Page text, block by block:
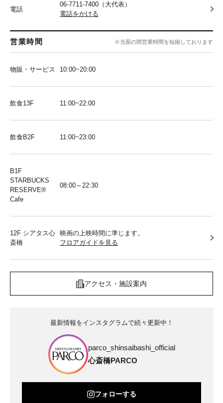
電話
06-7711-7400（大代表）
電話をかける
営業時間 ※当面の間営業時間を短縮しております
物販・サービス 10:00~20:00
飲食13F 11:00~22:00
飲食B2F 11:00~23:00
B1F
STARBUCKS
RESERVE®︎
Cafe
08:00～22:30
12F シアタス心
斎橋
映画の上映時間に準じます。
フロアガイドを見る
アクセス・施設案内
最新情報をインスタグラムで続々更新中！
parco_shinsaibashi_official
心斎橋PARCO
フォローする